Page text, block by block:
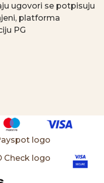
ugovori se potpisuju
platforma
PG